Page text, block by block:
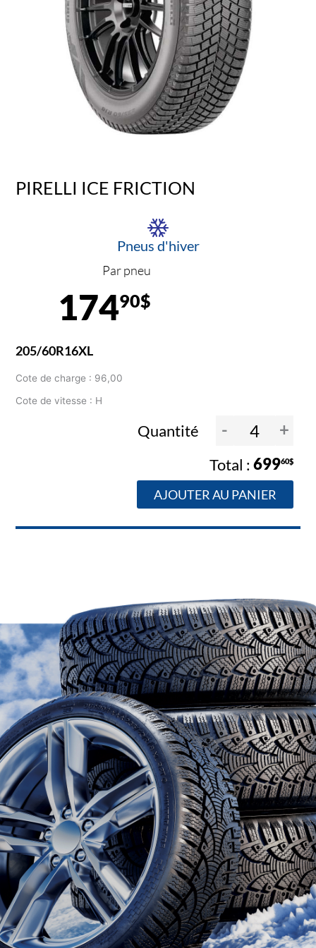
PIRELLI ICE FRICTION
Pneus d'hiver
Par pneu
17490$
205/60R16XL
Cote de charge : 96,00
Cote de vitesse : H
Quantité - +
69960$
AJOUTER AU PANIER